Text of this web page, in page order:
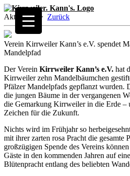
Aktuelles > Zurück
Verein Kirrweiler Kann’s e.V. spendet
Mandelpfad
Der Verein Kirrweiler Kann’s e.V. hat
Kirrweiler zehn Mandelbäumchen
Pfälzer Mandelpfads gepflanzt wurden.
die jungen Bäume in der vergangenen
die Gemarkung Kirrweiler in die Erde –
Zeichen für die Zukunft.
Nichts wird im Frühjahr so
mit ihrer zarten rosa Pracht die gesamte
großzügigen Spende des Vereins
Gäste in den kommenden Jahren auf
Blütenpracht entlang des beliebten